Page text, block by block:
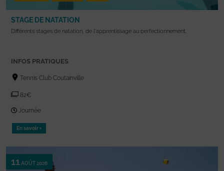
STAGE DE NATATION
Différents stages de natation, de l'apprentissage au perfectionnement.
INFOS PRATIQUES
Tennis Club Coutainville
82€
Journée
En savoir +
11 AOÛT 2026